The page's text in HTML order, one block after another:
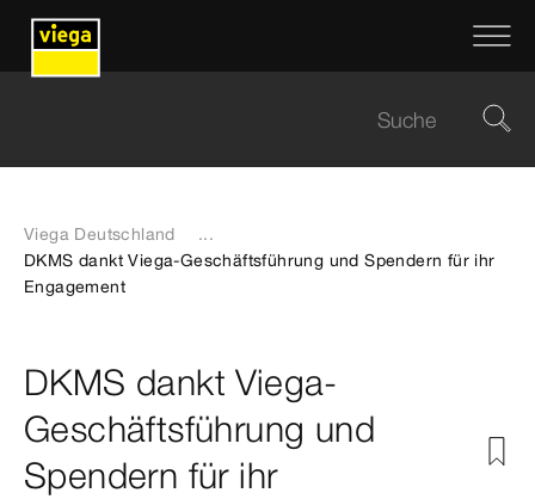
Viega Deutschland
...
DKMS dankt Viega-Geschäftsführung und Spendern für ihr
Engagement
DKMS dankt Viega-
Geschäftsführung und
Spendern für ihr